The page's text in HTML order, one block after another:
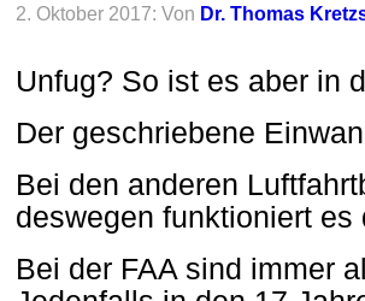
2. Oktober 2017: Von Dr. Thomas
Unfug? So ist es aber in
Der geschriebene
Bei den anderen
deswegen funktioniert es
Bei der FAA sind immer